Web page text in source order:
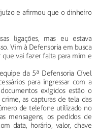
e afirmou que o dinheiro
ligações, mas eu estava
Vim à Defensoria em busca
que vai fazer falta para mim e
da 5ª Defensoria Cível
para ingressar com a
exigidos estão o
as capturas de tela das
de telefone utilizado no
mensagens, os pedidos de
data, horário, valor, chave